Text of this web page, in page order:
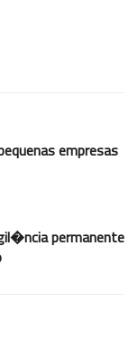
empresas
permanente